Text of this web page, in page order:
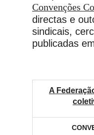
Convenções
directas e
sindicais,
publicadas
A